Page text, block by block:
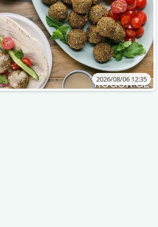
2026/08/06 12:35